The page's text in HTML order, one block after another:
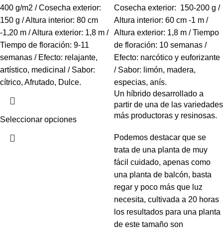
400 g/m2 / Cosecha exterior:
150 g / Altura interior: 80 cm
-1,20 m / Altura exterior: 1,8 m /
Tiempo de floración: 9-11
semanas / Efecto: relajante,
artístico, medicinal / Sabor:
cítrico, Afrutado, Dulce.
Seleccionar opciones
Cosecha exterior: 150-200 g /
Altura interior: 60 cm -1 m /
Altura exterior: 1,8 m / Tiempo
de floración: 10 semanas /
Efecto: narcótico y euforizante
/ Sabor: limón, madera,
especias, anís.
Un híbrido desarrollado a
partir de una de las variedades
más productoras y resinosas.
Podemos destacar que se
trata de una planta de muy
fácil cuidado, apenas como
una planta de balcón, basta
regar y poco más que luz
necesita, cultivada a 20 horas
los resultados para una planta
de este tamaño son